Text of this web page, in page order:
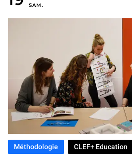
Méthodologie CLEF+ Education